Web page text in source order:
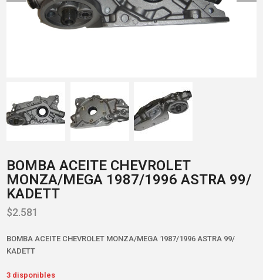
BOMBA ACEITE CHEVROLET
MONZA/MEGA 1987/1996 ASTRA 99/
KADETT
$2.581
BOMBA ACEITE CHEVROLET MONZA/MEGA 1987/1996 ASTRA 99/
KADETT
3 disponibles